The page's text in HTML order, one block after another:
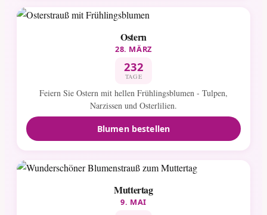
Ostern
28. MÄRZ
232
TAGE
Feiern Sie Ostern mit hellen Frühlingsblumen - Tulpen,
Narzissen und Osterlilien.
Blumen bestellen
Muttertag
9. MAI